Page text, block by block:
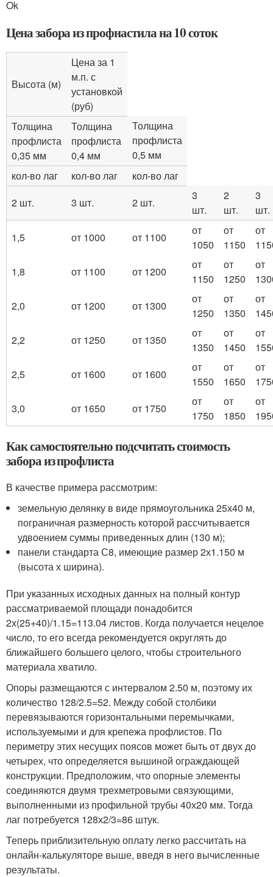
Ok
Цена забора из профнастила на 10 соток
Высота (м)
Цена за 1
м.п. с
установкой
(руб)
Толщина
профлиста
0,35 мм
Толщина
профлиста
0,4 мм
Толщина
профлиста
0,5 мм
кол-во лаг
кол-во лаг
кол-во лаг
2 шт.
3 шт. 2 шт.
3
шт.
2
шт.
3
шт.
1,5
от 1000 от 1100
от
1050
от
1150
от
1,8
от 1100 от 1200
от
1150
от
1250
от
2,0
от 1200 от 1300
от
1250
от
1350
от
2,2
от 1250 от 1350
от
1350
от
1450
от
2,5
от 1600 от 1600
от
1550
от
1650
от
3,0
от 1650 от 1750
от
1750
от
1850
от
Как самостоятельно подсчитать стоимость
забора из профлиста
В качестве примера рассмотрим:
земельную делянку в виде прямоугольника 25х40 м,
пограничная размерность которой рассчитывается
удвоением суммы приведенных длин (130 м);
панели стандарта С8, имеющие размер 2х1.150 м
(высота х ширина).
При указанных исходных данных на полный контур
рассматриваемой площади понадобится
2х(25+40)/1.15=113.04 листов. Когда получается нецелое
число, то его всегда рекомендуется округлять до
ближайшего большего целого, чтобы строительного
материала хватило.
Опоры размещаются с интервалом 2.50 м, поэтому их
количество 128/2.5=52. Между собой столбики
перевязываются горизонтальными перемычками,
используемыми и для крепежа профлистов. По
периметру этих несущих поясов может быть от двух до
четырех, что определяется вышиной ограждающей
конструкции. Предположим, что опорные элементы
соединяются двумя трехметровыми связующими,
выполненными из профильной трубы 40х20 мм. Тогда
лаг потребуется 128х2/3=86 штук.
Теперь приблизительную оплату легко рассчитать на
онлайн-калькуляторе выше, введя в него вычисленные
результаты.